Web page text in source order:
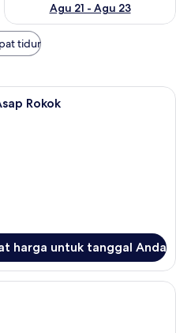
Agu 21 - Agu 23
tidur
Kamar Double Deluks, Bebas Asap
Rokok
harga untuk tanggal Anda